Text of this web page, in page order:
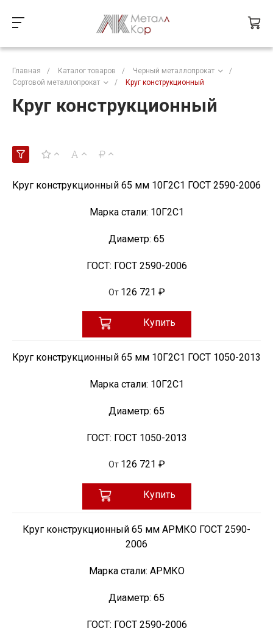
Главная / Каталог товаров / Черный металлопрокат
/
Сортовой металлопрокат
/ Круг конструкционный
Круг конструкционный
Круг конструкционный 65 мм 10Г2С1 ГОСТ 2590-2006
Марка стали: 10Г2С1
Диаметр: 65
ГОСТ: ГОСТ 2590-2006
От 126 721 ₽
Купить
Круг конструкционный 65 мм 10Г2С1 ГОСТ 1050-2013
Марка стали: 10Г2С1
Диаметр: 65
ГОСТ: ГОСТ 1050-2013
От 126 721 ₽
Купить
Круг конструкционный 65 мм АРМКО ГОСТ 2590-
2006
Марка стали: АРМКО
Диаметр: 65
ГОСТ: ГОСТ 2590-2006